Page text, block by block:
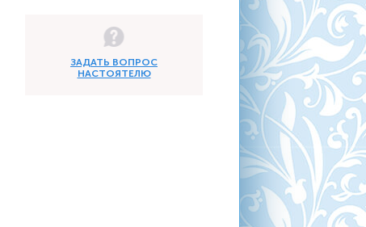
ЗАДАТЬ ВОПРОС
НАСТОЯТЕЛЮ